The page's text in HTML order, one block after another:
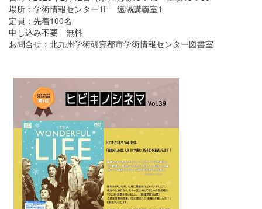
場所：学術情報センター1F 遠隔講義室1
定員：先着100名
申し込み不要 無料
お問合せ：北九州学術研究都市学術情報センター図書室